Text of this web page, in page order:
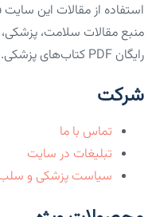
استفاده از مقالات این
منبع مقالات سلامت،
رایگان PDF کتاب‌های پزشکی.
شرکت
تماس با ما
تبلیغات در سایت
سیاست پزشکی و